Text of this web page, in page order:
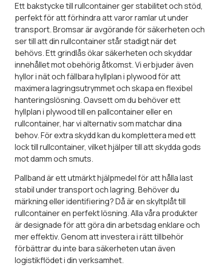
Ett bakstycke till rullcontainer ger stabilitet och stöd,
perfekt för att förhindra att varor ramlar ut under
transport. Bromsar är avgörande för säkerheten och
ser till att din rullcontainer står stadigt när det
behövs. Ett grindlås ökar säkerheten och skyddar
innehållet mot obehörig åtkomst. Vi erbjuder även
hyllor i nät och fällbara hyllplan i plywood för att
maximera lagringsutrymmet och skapa en flexibel
hanteringslösning. Oavsett om du behöver ett
hyllplan i plywood till en pallcontainer eller en
rullcontainer, har vi alternativ som matchar dina
behov. För extra skydd kan du komplettera med ett
lock till rullcontainer, vilket hjälper till att skydda gods
mot damm och smuts.
Pallband är ett utmärkt hjälpmedel för att hålla last
stabil under transport och lagring. Behöver du
märkning eller identifiering? Då är en skyltplåt till
rullcontainer en perfekt lösning. Alla våra produkter
är designade för att göra din arbetsdag enklare och
mer effektiv. Genom att investera i rätt tillbehör
förbättrar du inte bara säkerheten utan även
logistikflödet i din verksamhet.